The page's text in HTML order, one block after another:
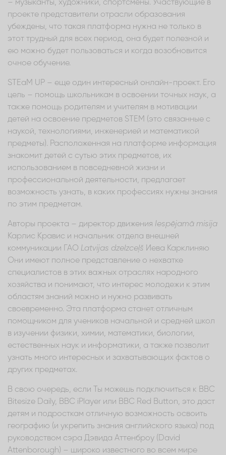
– музыканты, художники, спортсмены. Участвующие в
проекте представители отрасли образования
убеждены, что такая платформа нужна не только в
этот трудный для всех период, она будет полезной и
ею можно будет пользоваться и когда возобновится
очное обучение.
STEaM UP – еще один интересный онлайн-проект. Его
цель – помощь школьникам в освоении точных наук, а
также помощь родителям и учителям в мотивации
детей на освоение предметов STEM (это связанные с
наукой, технологиями, инженерией и математикой
предметы). Расположенная на платформе информация
знакомит детей с сутью этих предметов, их
использованием в повседневной жизни и
профессиональной деятельности, предлагает
возможность узнать, в каких профессиях нужны знания
по этим предметам.
Авторы проекта – директор движения Iespējamā misija
Карлис Кравис и начальник отдела внешней
коммуникации ГАО Latvijas dzelzceļš Иева Карклиняю
Они имеют полное представление о нехватке
специалистов в этих важных отраслях народного
хозяйства и понимают, что интерес молодежи к этим
областям знаний можно и нужно развивать
своевременно. Эта платформа станет отличным
помощником для учеников начальной и средней школ
в изучении физики, химии, математики, биологии,
естественных наук и информатики, а также позволит
узнать много интересных и захватывающих фактов о
других предметах.
В свою очередь, если Ты можешь подключиться к BBC
Bitesize Daily, BBC iPlayer или BBC Red Button, это даст
детям и подросткам отличную возможность освоить
географию (и укрепить знания английского языка) под
руководством сэра Дэвида Аттенброу (David
Attenborough) – широко известного во всем мире